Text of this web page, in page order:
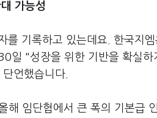
가능성
기록하고 있는데요. 한국지
일 "성장을 위한 기반을 확실
언했습니다.
해 임단협에서 큰 폭의 기본급